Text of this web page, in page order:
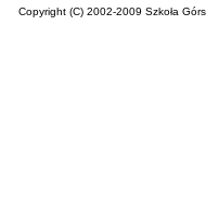
Copyright (C) 2002-2009 Szkoła